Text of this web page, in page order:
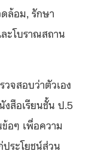
ล้อม, รักษา
ะโบราณสถาน
จสอบว่าตัวเอง
งสือเรียนชั้น ป.5
อๆ เพื่อความ
ระโยชน์ส่วน